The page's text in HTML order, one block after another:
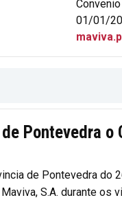
Convenio
01/01/
de Pontevedra
de Pontevedra do
S.A. durante os